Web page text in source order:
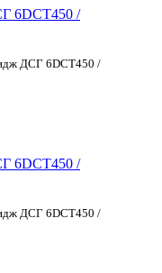
6DCT450 /
ДСГ 6DCT450 /
6DCT450 /
ДСГ 6DCT450 /